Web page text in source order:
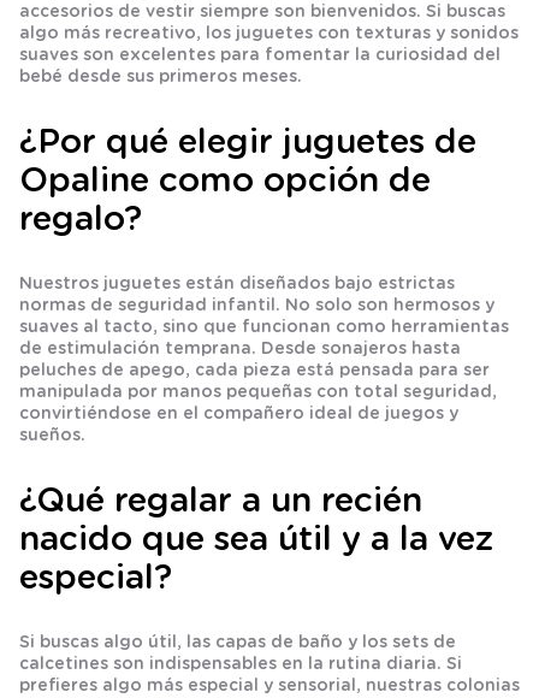
accesorios de vestir siempre son bienvenidos. Si buscas
algo más recreativo, los juguetes con texturas y sonidos
suaves son excelentes para fomentar la curiosidad del
bebé desde sus primeros meses.
¿Por qué elegir juguetes de
Opaline como opción de
regalo?
Nuestros juguetes están diseñados bajo estrictas
normas de seguridad infantil. No solo son hermosos y
suaves al tacto, sino que funcionan como herramientas
de estimulación temprana. Desde sonajeros hasta
peluches de apego, cada pieza está pensada para ser
manipulada por manos pequeñas con total seguridad,
convirtiéndose en el compañero ideal de juegos y
sueños.
¿Qué regalar a un recién
nacido que sea útil y a la vez
especial?
Si buscas algo útil, las capas de baño y los sets de
calcetines son indispensables en la rutina diaria. Si
prefieres algo más especial y sensorial, nuestras colonias